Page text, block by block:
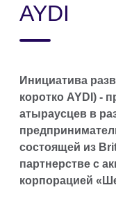
AYDI
Инициатива
коротко AYDI) -
атыраусцев в
состоящей из
партнерстве с
корпорацией